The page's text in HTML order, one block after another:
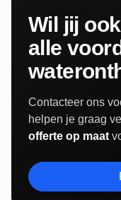
Wil jij
alle
Contacteer ons
helpen je graag
offerte op maat